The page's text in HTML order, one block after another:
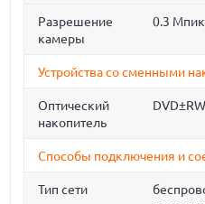
Разрешение
камеры
0.3
Устройства со сменными
Оптический
накопитель
Способы подключения и
Тип сети